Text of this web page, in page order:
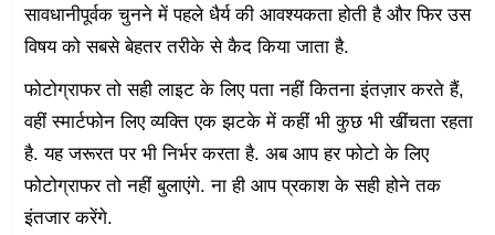
सावधानीपूर्वक चुनने में पहले धैर्य की आवश्यकता होती है और फिर उस
विषय को सबसे बेहतर तरीके से कैद किया जाता है.
फोटोग्राफर तो सही लाइट के लिए पता नहीं कितना इंतज़ार करते हैं,
वहीं स्मार्टफोन लिए व्यक्ति एक झटके में कहीं भी कुछ भी खींचता रहता
है. यह जरूरत पर भी निर्भर करता है. अब आप हर फोटो के लिए
फोटोग्राफर तो नहीं बुलाएंगे. ना ही आप प्रकाश के सही होने तक
इंतजार करेंगे.